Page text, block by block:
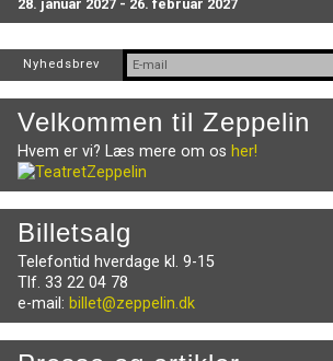
28. januar 2027 - 26. februar 2027
Nyhedsbrev
Velkommen til Zeppelin
Hvem er vi? Læs mere om os her!
Billetsalg
Telefontid hverdage kl. 9-15
Tlf. 33 22 04 78
e-mail: billet@zeppelin.dk